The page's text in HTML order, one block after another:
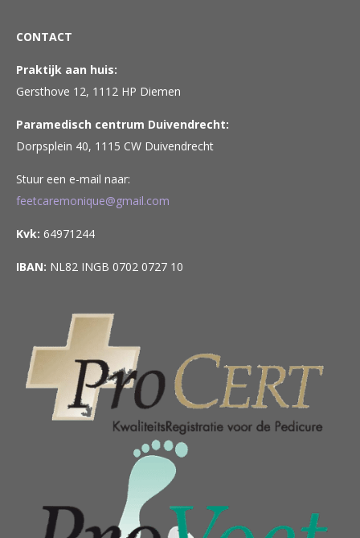
CONTACT
Praktijk aan huis:
Gersthove 12, 1112 HP Diemen
Paramedisch centrum Duivendrecht:
Dorpsplein 40, 1115 CW Duivendrecht
Stuur een e-mail naar:
feetcaremonique@gmail.com
Kvk: 64971244
IBAN: NL82 INGB 0702 0727 10